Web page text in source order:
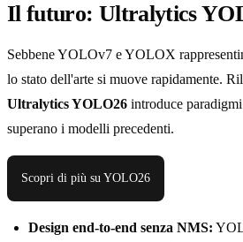
Il futuro: Ultralytics
Sebbene YOLOv7 e YOLOX
lo stato dell'arte si muove rapidamente.
Ultralytics YOLO26 introduce
superano i modelli precedenti.
Scopri di più su YOLO26
Design end-to-end senza NMS: